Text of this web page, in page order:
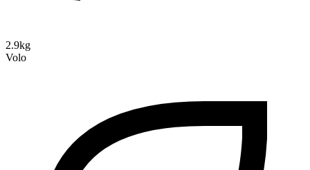
2.9kg
Volo